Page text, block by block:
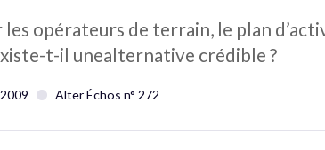
opérateurs de terrain, le plan
t-il unealternative crédible ?
Alter Échos n° 272